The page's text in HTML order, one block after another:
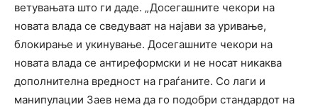
ветувањата што ги даде. „Досегашните чекори на
новата влада се сведуваат на најави за уривање,
блокирање и укинување. Досегашните чекори на
новата влада се антиреформски и не носат никаква
дополнителна вредност на граѓаните. Со лаги и
манипулации Заев нема да го подобри стандардот на